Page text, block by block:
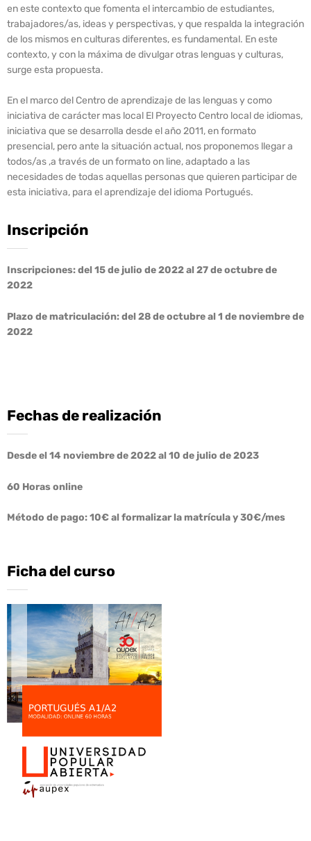
en este contexto que fomenta el intercambio de estudiantes,
trabajadores/as, ideas y perspectivas, y que respalda la integración
de los mismos en culturas diferentes, es fundamental. En este
contexto, y con la máxima de divulgar otras lenguas y culturas,
surge esta propuesta.
En el marco del Centro de aprendizaje de las lenguas y como
iniciativa de carácter mas local El Proyecto Centro local de idiomas,
iniciativa que se desarrolla desde el año 2011, en formato
presencial, pero ante la situación actual, nos proponemos llegar a
todos/as ,a través de un formato on line, adaptado a las
necesidades de todas aquellas personas que quieren participar de
esta iniciativa, para el aprendizaje del idioma Portugués.
Inscripción
Inscripciones: del 15 de julio de 2022 al 27 de octubre de
2022
Plazo de matriculación: del 28 de octubre al 1 de noviembre de
2022
Fechas de realización
Desde el 14 noviembre de 2022 al 10 de julio de 2023
60 Horas online
Método de pago: 10€ al formalizar la matrícula y 30€/mes
Ficha del curso